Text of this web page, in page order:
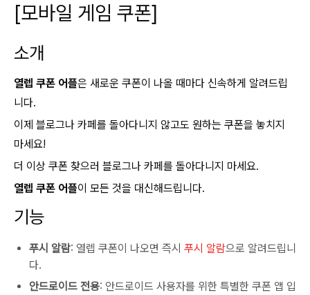
[모바일 게임 쿠폰]
소개
열렙 쿠폰 어플은 새로운 쿠폰이 나올 때마다 신속하게 알려드립
니다.
이제 블로그나 카페를 돌아다니지 않고도 원하는 쿠폰을 놓치지
마세요!
더 이상 쿠폰 찾으러 블로그나 카페를 돌아다니지 마세요.
열렙 쿠폰 어플이 모든 것을 대신해드립니다.
기능
푸시 알람: 열렙 쿠폰이 나오면 즉시 푸시 알람으로 알려드립니
다.
안드로이드 전용: 안드로이드 사용자를 위한 특별한 쿠폰 앱 입